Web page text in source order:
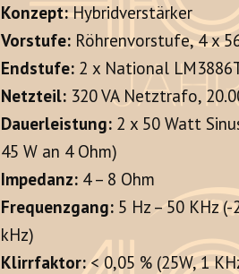
Konzept: Hybridverstärker
Vorstufe: Röhrenvorstufe, 4 x
Endstufe: 2 x National
Netzteil: 320 VA Netztrafo,
Dauerleistung: 2 x 50 Watt
45 W an 4 Ohm)
Impedanz: 4 – 8 Ohm
Frequenzgang: 5 Hz – 50 KHz
kHz)
Klirrfaktor:< 0,05 % (25W, 1